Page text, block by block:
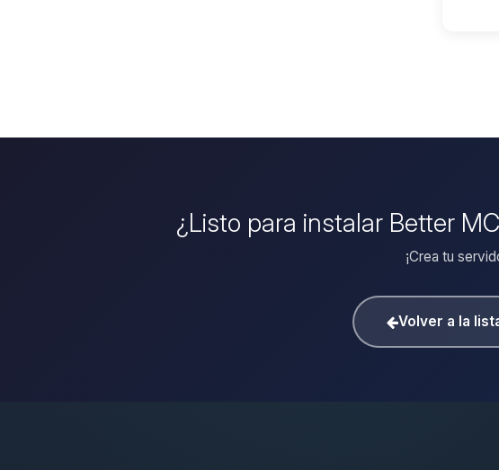
¿Listo para instalar Better
¡Crea tu
Volver a la